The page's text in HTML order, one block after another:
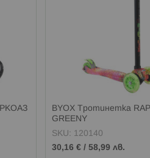
BYOX Тротинетка
GREENY
SKU: 120140
30,16 € / 58,99 лв.